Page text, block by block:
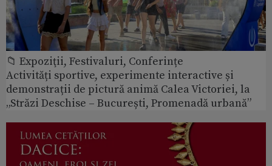
📁 Expoziţii, Festivaluri, Conferințe
Activități sportive, experimente interactive și
demonstrații de pictură animă Calea Victoriei, la
„Străzi Deschise – București, Promenadă urbană”